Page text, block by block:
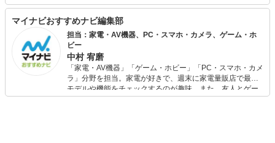
ほかに、カメラ雑誌などに新型カメラやレンズのテストの
レポート、撮影技法などの解説をする。
マイナビおすすめナビ編集部
担当：家電・AV機器、PC・スマホ・カメラ、ゲーム・ホ
ビー
中村 宥磨
「家電・AV機器」「ゲーム・ホビー」「PC・スマホ・カメ
ラ」分野を担当。家電が好きで、週末に家電量販店で最新
モデルや機能をチェックするのが趣味。また、友人とゲー
ムを楽しみながら、新作タイトルやイベント情報もいち早